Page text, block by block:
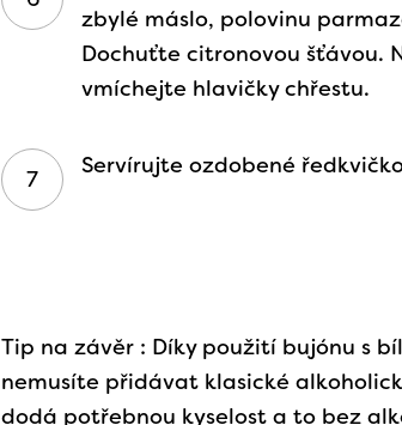
zbylé máslo, polovinu
Dochuťte citronovou šťávou.
vmíchejte hlavičky chřestu.
Servírujte ozdobené
Tip na závěr : Díky použití bujónu s
nemusíte přidávat klasické
dodá potřebnou kyselost a to bez